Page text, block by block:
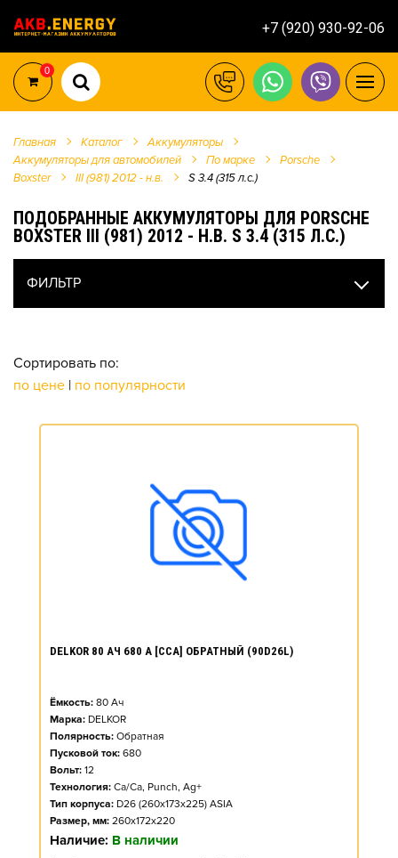
+7 (920) 930-92-06
0
Главная Каталог
Аккумуляторы
Аккумуляторы для автомобилей
По марке
Porsche
Boxster
III (981) 2012 - н.в. S 3.4 (315 л.с.)
ПОДОБРАННЫЕ АККУМУЛЯТОРЫ ДЛЯ PORSCHE
BOXSTER III (981) 2012 - Н.В. S 3.4 (315 Л.С.)
ФИЛЬТР
Сортировать по:
по цене | по популярности
DELKOR 80 АЧ 680 А [CCA] ОБРАТНЫЙ (90D26L)
Ёмкость: 80 Ач
Марка: DELKOR
Полярность: Обратная
Пусковой ток: 680
Вольт: 12
Технология: Ca/Ca, Punch, Ag+
Тип корпуса: D26 (260x173x225) ASIA
Размер, мм: 260x172x220
Наличие: В наличии